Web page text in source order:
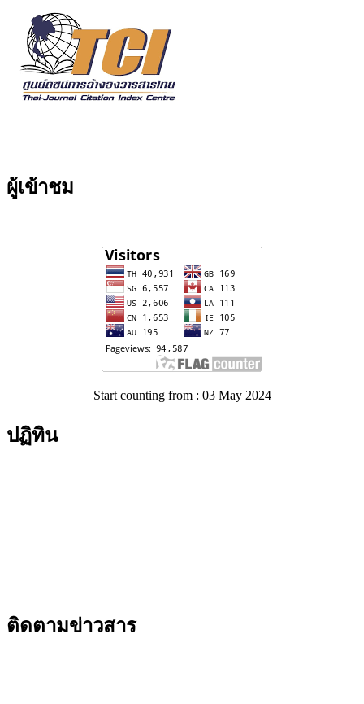
ผู้เข้าชม
Start counting from : 03 May 2024
ปฏิทิน
ติดตามข่าวสาร